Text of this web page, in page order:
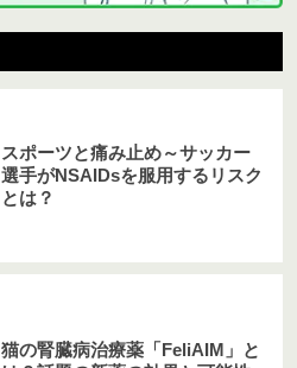
スポーツと痛み止め～サッカー
選手がNSAIDsを服用するリスク
とは？
猫の腎臓病治療薬「FeliAIM」と